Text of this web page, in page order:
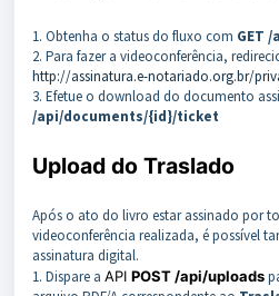
1. Obtenha o status do fluxo com GET
2. Para fazer a videoconferência,
http://assinatura.e-notariado.org.br/
3. Efetue o download do documento
/api/documents/{id}/ticket
Upload do Traslado
Após o ato do livro estar assinado por
videoconferência realizada, é possível
assinatura digital.
1. Dispare a API POST /api/uploads